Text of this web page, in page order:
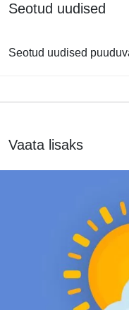
Seotud uudised
Seotud uudised
Vaata lisaks